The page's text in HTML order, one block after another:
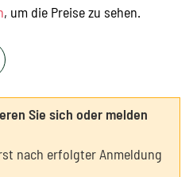
, um die Preise zu sehen.
Sie sich oder melden
nach erfolgter Anmeldung